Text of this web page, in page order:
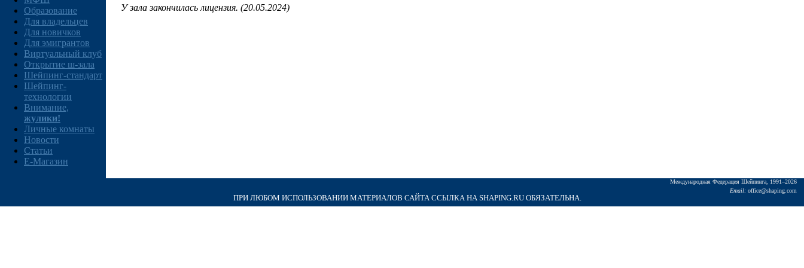
Образование
Для владельцев
Для новичков
Для эмигрантов
Виртуальный клуб
Открытие ш-зала
Шейпинг-стандарт
Шейпинг-
технологии
Внимание,
жулики!
Личные комнаты
Новости
Статьи
E-Магазин
У зала закончилась лицензия. (20.05.2024)
Междунаpодная Федеpация Шейпинга, 1991–2026
Email: office@shaping.com
ПРИ ЛЮБОМ ИСПОЛЬЗОВАНИИ МАТЕРИАЛОВ САЙТА ССЫЛКА НА SHAPING.RU ОБЯЗАТЕЛЬНА.